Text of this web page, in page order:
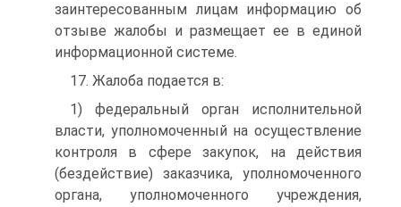
заинтересованным лицам информацию об
отзыве жалобы и размещает ее в единой
информационной системе.
17. Жалоба подается в:
1) федеральный орган исполнительной
власти, уполномоченный на осуществление
контроля в сфере закупок, на действия
(бездействие) заказчика, уполномоченного
органа, уполномоченного учреждения,